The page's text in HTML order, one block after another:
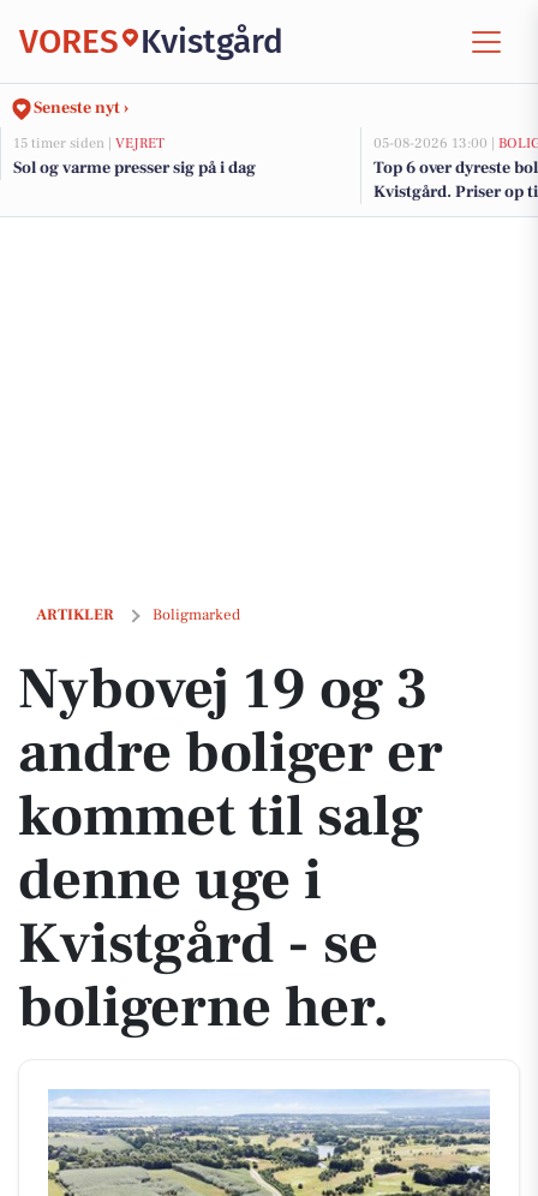
VORES Kvistgård
Seneste nyt ›
15 timer siden | VEJRET
Sol og varme presser sig på i dag
05-08-2026 13:00 |
Top 6 over dyreste
Kvistgård. Priser op
ARTIKLER Boligmarked
Nybovej 19 og 3 andre boliger er kommet til salg denne uge i
Nybovej 19 og 3
andre boliger er
kommet til salg
denne uge i
Kvistgård - se
boligerne her.